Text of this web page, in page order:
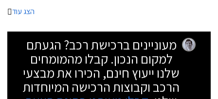
הצג עוד
מעוניינים ברכישת רכב? הגעתם
למקום הנכון. קבלו מהמומחים
שלנו ייעוץ חינם, הכירו את מבצעי
הרכב וקבוצות הרכישה המיוחדות